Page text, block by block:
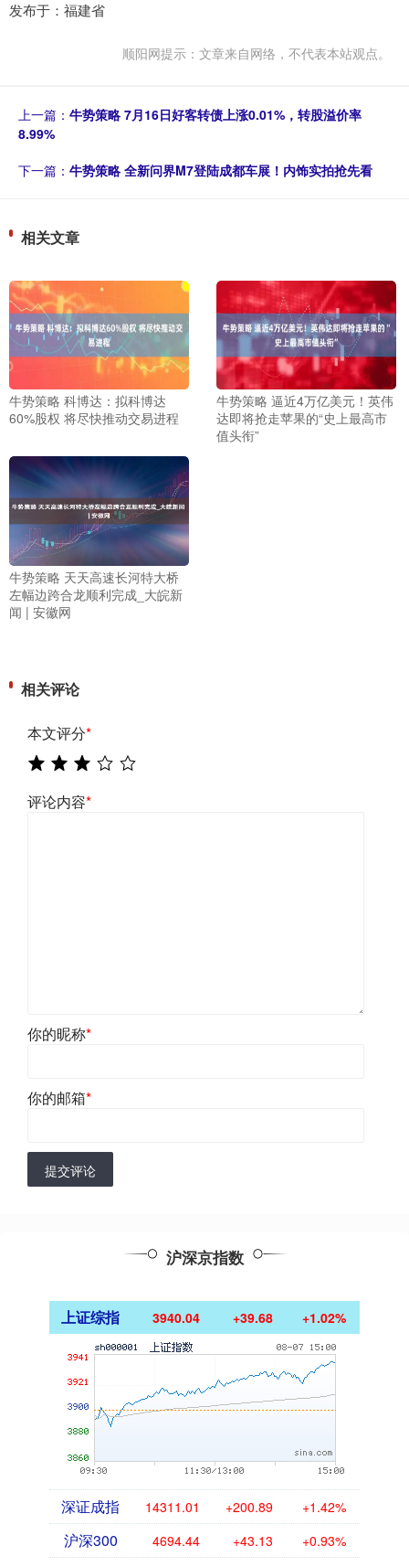
发布于：福建省
顺阳网提示：文章来自网络，不代表本站观点。
上一篇： 牛势策略 7月16日好客转债上涨0.01%，转股溢价率
8.99%
下一篇： 牛势策略 全新问界M7登陆成都车展！内饰实拍抢先看
相关文章
牛势策略 科博达：拟科博达
60%股权 将尽快推动交易进程
牛势策略 逼近4万亿美元！英伟
达即将抢走苹果的“史上最高市
值头衔”
牛势策略 天天高速长河特大桥
左幅边跨合龙顺利完成_大皖新
闻 | 安徽网
相关评论
本文评分*
评论内容*
你的昵称*
你的邮箱*
提交评论
沪深京指数
上证综指 3940.04 +39.68 +1.02%
深证成指 14311.01 +200.89 +1.42%
沪深300 4694.44 +43.13 +0.93%